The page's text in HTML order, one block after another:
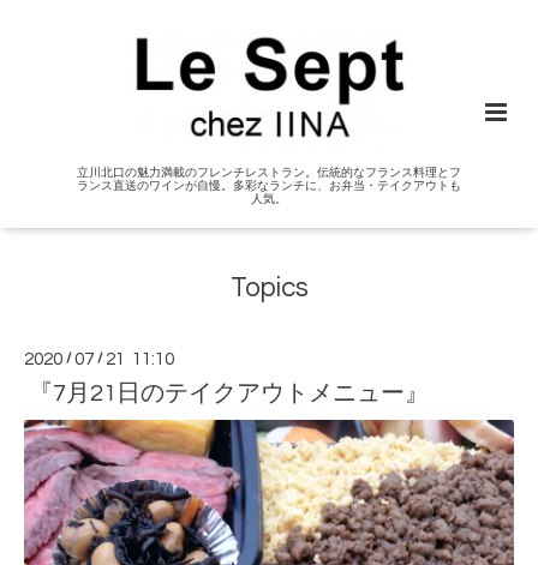
立川北口の魅力満載のフレンチレストラン。伝統的なフランス料理とフ
ランス直送のワインが自慢。多彩なランチに、お弁当・テイクアウトも
人気。
Topics
2020 /07 / 21 11:10
『7月21日のテイクアウトメニュー』